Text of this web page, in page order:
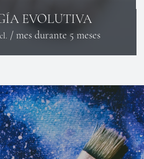
EVOLUTIVA
/ mes durante 5 meses